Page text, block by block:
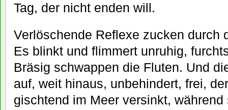
Tag, der nicht enden will.
Verlöschende Reflexe zucken durch
Es blinkt und flimmert unruhig,
Bräsig schwappen die Fluten. Und
auf, weit hinaus, unbehindert, frei,
gischtend im Meer versinkt,